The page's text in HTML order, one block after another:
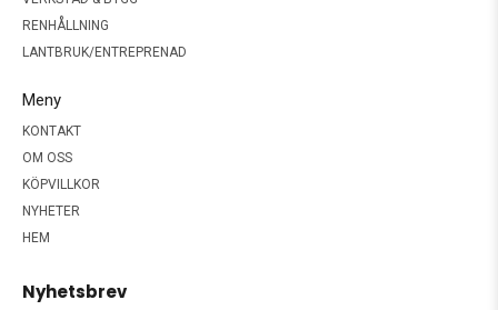
RENHÅLLNING
LANTBRUK/ENTREPRENAD
Meny
KONTAKT
OM OSS
KÖPVILLKOR
NYHETER
HEM
Nyhetsbrev